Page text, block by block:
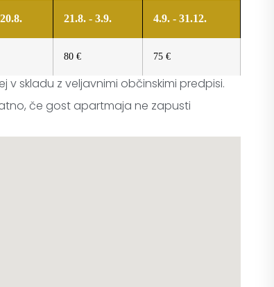
21.8. - 3.9. 4.9. - 31.12.
80 € 75 €
skladu z veljavnimi občinskimi predpisi.
če gost apartmaja ne zapusti